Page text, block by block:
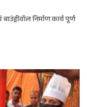
निर्माण कार्य पूर्ण